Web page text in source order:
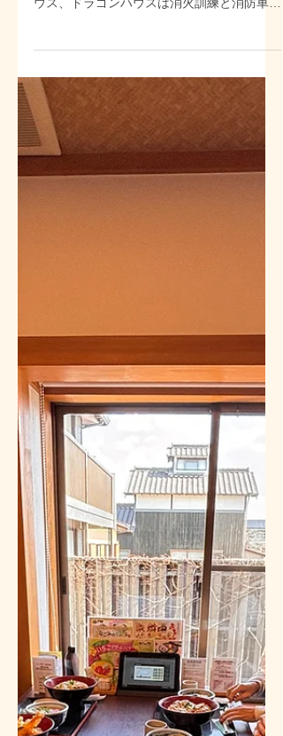
６月までの各ホームお誕生日会や、お出かけ
い消防車に乗ることができ、とっても貴重な
体験でした✌️ お誕生日の方がいらっしゃる
ホームでは、お誕生日会開催🎂✨ これから
もお元気でいてくださいね🎉🎈 ７月に入
り、じわじわと気温もあがって、もうすぐ夏
本番です✌️🍧 体調に気をつけて過ごしてい